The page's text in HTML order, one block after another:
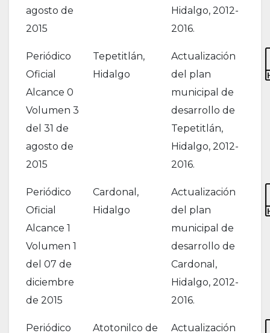
agosto de
2015
Hidalgo, 2012-
2016.
Periódico
Oficial
Alcance 0
Volumen 3
del 31 de
agosto de
2015
Tepetitlán,
Hidalgo
Actualización
del plan
municipal de
desarrollo de
Tepetitlán,
Hidalgo, 2012-
2016.
Periódico
Oficial
Alcance 1
Volumen 1
del 07 de
diciembre
de 2015
Cardonal,
Hidalgo
Actualización
del plan
municipal de
desarrollo de
Cardonal,
Hidalgo, 2012-
2016.
Periódico Atotonilco de Actualización